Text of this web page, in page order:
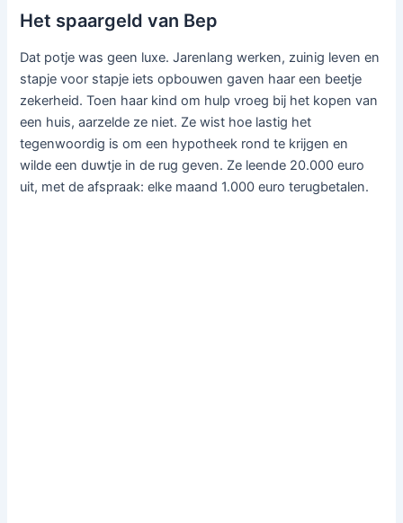
Het spaargeld van Bep
Dat potje was geen luxe. Jarenlang werken, zuinig leven en
stapje voor stapje iets opbouwen gaven haar een beetje
zekerheid. Toen haar kind om hulp vroeg bij het kopen van
een huis, aarzelde ze niet. Ze wist hoe lastig het
tegenwoordig is om een hypotheek rond te krijgen en
wilde een duwtje in de rug geven. Ze leende 20.000 euro
uit, met de afspraak: elke maand 1.000 euro terugbetalen.